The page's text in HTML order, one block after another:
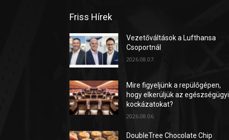
Friss Hírek
Vezetőváltások a Lufthansa
Csoportnál
2026.08.07.
Mire figyeljünk a repülőgépen,
hogy elkerüljük az egészségügyi
kockázatokat?
2026.08.06.
DoubleTree Chocolate Chip